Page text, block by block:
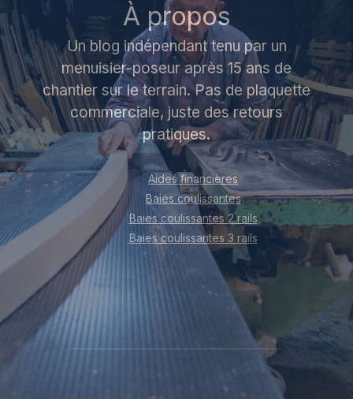
À propos
Un blog indépendant tenu par un
menuisier-poseur après 15 ans de
chantier sur le terrain. Pas de plaquette
commerciale, juste des retours
pratiques.
Aides financières
Baies coulissantes
Baies coulissantes 2 rails
Baies coulissantes 3 rails